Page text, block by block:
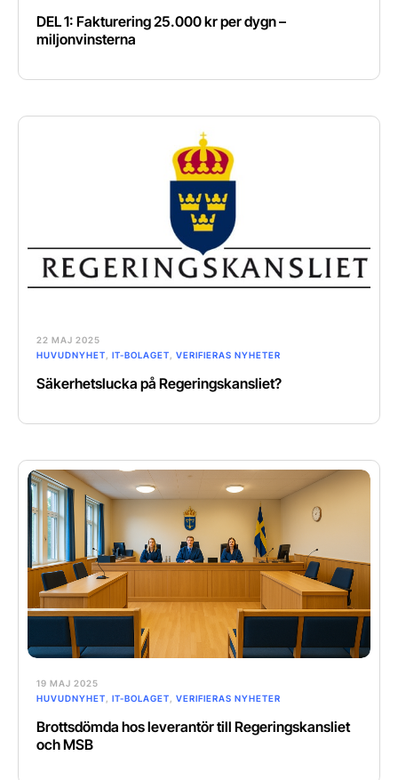
DEL 1: Fakturering 25.000 kr per dygn –
miljonvinsterna
22 MAJ 2025
HUVUDNYHET
IT-BOLAGET VERIFIERAS NYHETER
Säkerhetslucka på Regeringskansliet?
19 MAJ 2025
HUVUDNYHET
IT-BOLAGET VERIFIERAS NYHETER
Brottsdömda hos leverantör till Regeringskansliet
och MSB